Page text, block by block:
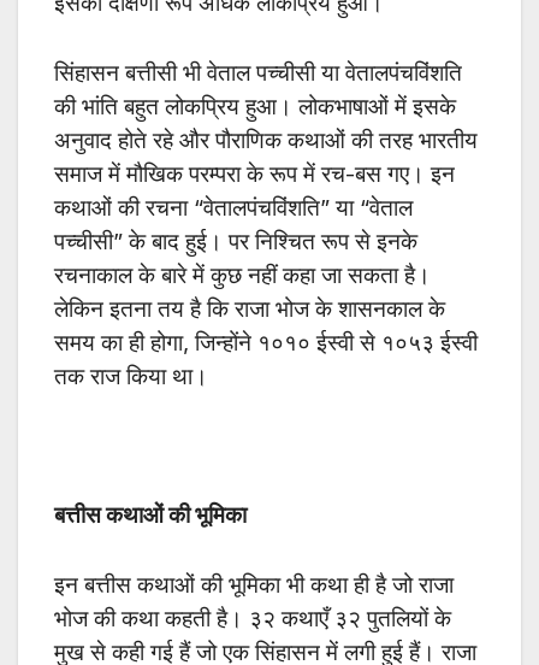
सिंहासन बत्तीसी भी वेताल पच्चीसी या वेतालपंचविंशति
की भांति बहुत लोकप्रिय हुआ। लोकभाषाओं में इसके
अनुवाद होते रहे और पौराणिक कथाओं की तरह भारतीय
समाज में मौखिक परम्परा के रूप में रच-बस गए। इन
कथाओं की रचना “वेतालपंचविंशति” या “वेताल
पच्चीसी” के बाद हुई। पर निश्चित रूप से इनके
रचनाकाल के बारे में कुछ नहीं कहा जा सकता है।
लेकिन इतना तय है कि राजा भोज के शासनकाल के
समय का ही होगा, जिन्होंने १०१० ईस्वी से १०५३ ईस्वी
तक राज किया था।
बत्तीस कथाओं की भूमिका
इन बत्तीस कथाओं की भूमिका भी कथा ही है जो राजा
भोज की कथा कहती है। ३२ कथाएँ ३२ पुतलियों के
मुख से कही गई हैं जो एक सिंहासन में लगी हुई हैं। राजा